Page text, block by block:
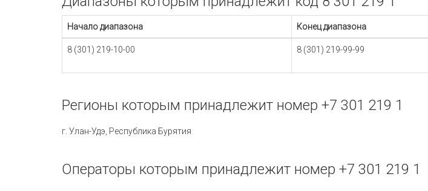
Начало диапазона Конец диапазона
8 (301) 219-10-00 8 (301) 219-99-99
Регионы которым принадлежит номер +7 301 219 1
г. Улан-Удэ, Республика Бурятия
Операторы которым принадлежит номер +7 301 219 1